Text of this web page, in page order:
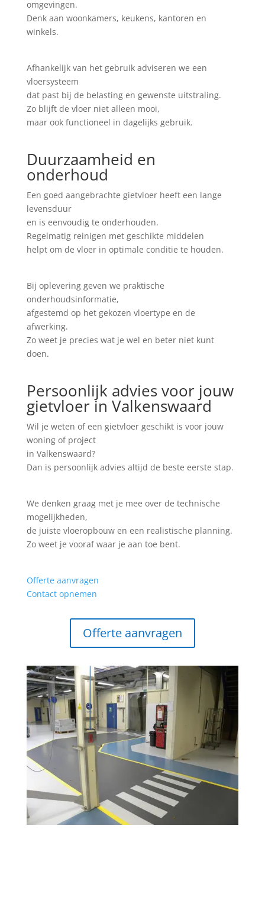
omgevingen.
Denk aan woonkamers, keukens, kantoren en
winkels.
Afhankelijk van het gebruik adviseren we een
vloersysteem
dat past bij de belasting en gewenste uitstraling.
Zo blijft de vloer niet alleen mooi,
maar ook functioneel in dagelijks gebruik.
Duurzaamheid en
onderhoud
Een goed aangebrachte gietvloer heeft een lange
levensduur
en is eenvoudig te onderhouden.
Regelmatig reinigen met geschikte middelen
helpt om de vloer in optimale conditie te houden.
Bij oplevering geven we praktische
onderhoudsinformatie,
afgestemd op het gekozen vloertype en de
afwerking.
Zo weet je precies wat je wel en beter niet kunt
doen.
Persoonlijk advies voor jouw
gietvloer in Valkenswaard
Wil je weten of een gietvloer geschikt is voor jouw
woning of project
in Valkenswaard?
Dan is persoonlijk advies altijd de beste eerste stap.
We denken graag met je mee over de technische
mogelijkheden,
de juiste vloeropbouw en een realistische planning.
Zo weet je vooraf waar je aan toe bent.
Offerte aanvragen
Contact opnemen
Offerte aanvragen